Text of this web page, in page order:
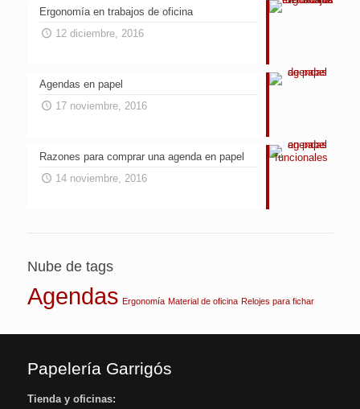
Ergonomía en trabajos de oficina
12 diciembre, 2016
Agendas en papel
17 noviembre, 2016
Razones para comprar una agenda en papel
14 noviembre, 2016
Nube de tags
Agendas Ergonomía Material de oficina Relojes para fichar
Papelería Garrigós
Tienda y oficinas: